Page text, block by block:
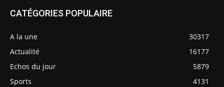
CATÉGORIES POPULAIRE
A la une
30317
Actualité
16177
Echos du jour
5879
Sports
4131